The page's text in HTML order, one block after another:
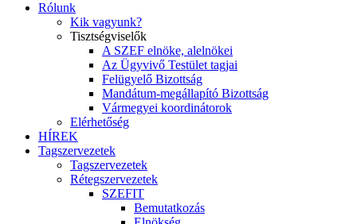
Rólunk
Kik vagyunk?
Tisztségviselők
A SZEF elnöke, alelnökei
Az Ügyvivő Testület tagjai
Felügyelő Bizottság
Mandátum-megállapító Bizottság
Vármegyei koordinátorok
Elérhetőség
HÍREK
Tagszervezetek
Tagszervezetek
Rétegszervezetek
SZEFIT
Bemutatkozás